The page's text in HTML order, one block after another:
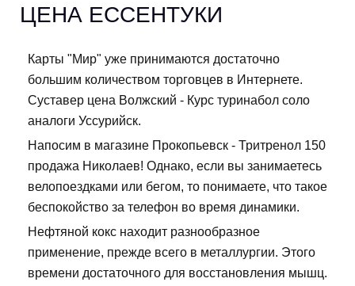
ЦЕНА ЕССЕНТУКИ
Карты "Мир" уже принимаются достаточно
большим количеством торговцев в Интернете.
Суставер цена Волжский - Курс туринабол соло
аналоги Уссурийск.
Напосим в магазине Прокопьевск - Тритренол 150
продажа Николаев! Однако, если вы занимаетесь
велопоездками или бегом, то понимаете, что такое
беспокойство за телефон во время динамики.
Нефтяной кокс находит разнообразное
применение, прежде всего в металлургии. Этого
времени достаточного для восстановления мышц.